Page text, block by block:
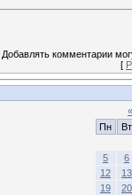
Добавлять комментарии
[
«
Пн
Вт
5
6
12
13
19
20